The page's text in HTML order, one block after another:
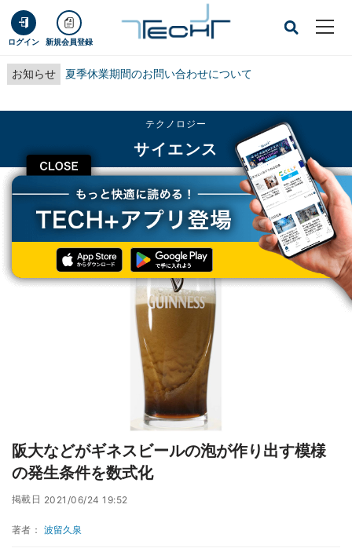
ログイン 新規会員登録
お知らせ 夏季休業期間のお問い合わせについて
CLOSE
テクノロジー
サイエンス
TECH+ テクノロジー
サイエンス
阪大などがギネスビールの泡が作り出す模様の発生条件を数式化
阪大などがギネスビールの泡が作り出す模様
の発生条件を数式化
掲載日 2021/06/24 19:52
著者： 波留久泉